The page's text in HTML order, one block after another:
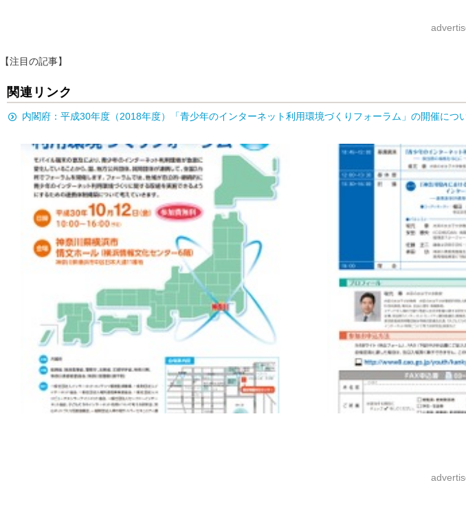
【注目の記事】
関連リンク
内閣府：平成30年度（2018年度）「青少年のインターネット利用環境づくりフォーラム」の開催につ